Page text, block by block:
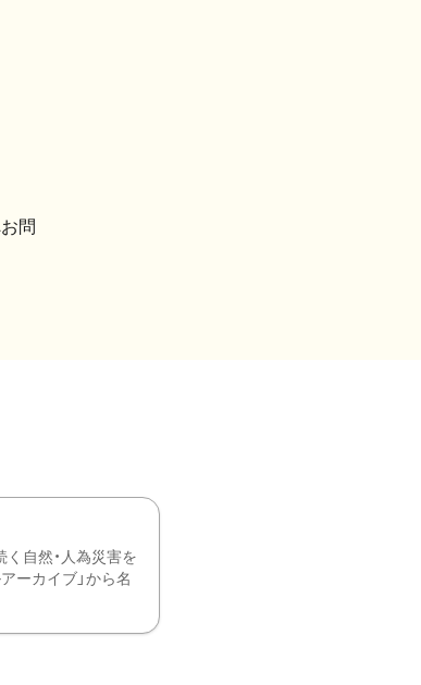
問
自然・人為災害を
ーカイブ」から名